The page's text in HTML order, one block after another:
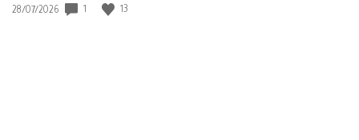
Date
28/07/2026 1 13